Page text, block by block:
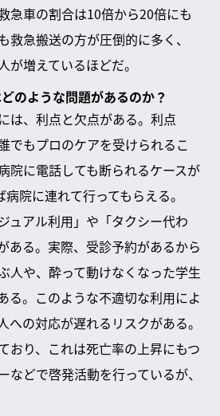
急車の割合は10倍から20倍にも
急搬送の方が圧倒的に多く、
増えているほどだ。
のような問題があるのか？
は、利点と欠点がある。利点
でもプロのケアを受けられるこ
院に電話しても断られるケースが
院に連れて行ってもらえる。
ュアル利用」や「タクシー代わ
ある。実際、受診予約があるから
人や、酔って動けなくなった学生
る。このような不適切な利用によ
への対応が遅れるリスクがある。
おり、これは死亡率の上昇にもつ
どで啓発活動を行っているが、